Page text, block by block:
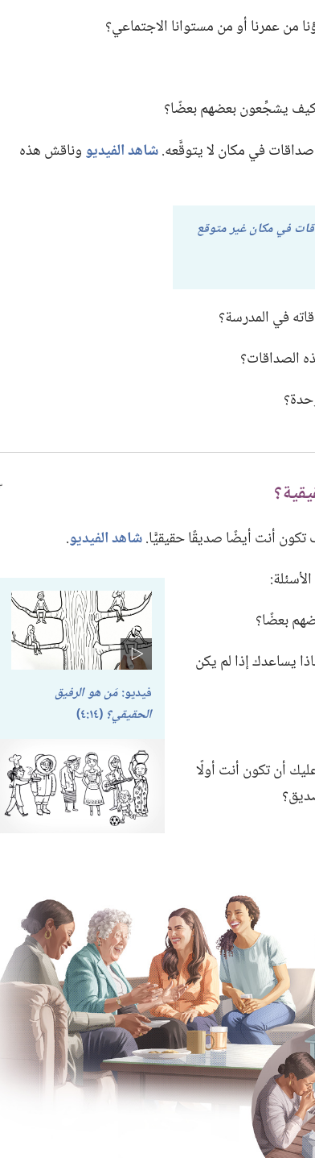
من عمرنا أو من مستوانا الاجتماعي؟‏
يشجِّعون بعضهم بعضًا؟‏
في مكان لا يتوقَّعه.‏شاهد الفيديووناقش هذه
في مكان غير متوقع
في المدرسة؟‏
الصداقات؟‏
أنت أيضًا صديقًا حقيقيًّا.‏شاهد الفيديو‏.‏
فيديو:‏مَن هو الرفيق
الحقيقي؟‏ (‏١٤:‏٤)‏
بعضًا؟‏
يساعدك إذا لم يكن
أن تكون أنت أولًا